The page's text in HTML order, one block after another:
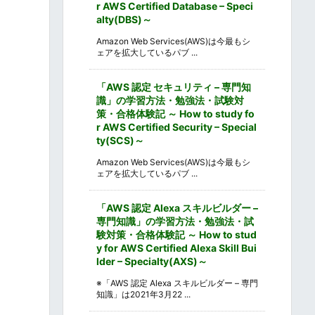
r AWS Certified Database – Speci
alty(DBS)～
Amazon Web Services(AWS)は今最もシ
ェアを拡大しているパブ ...
「AWS 認定 セキュリティ – 専門知
識」の学習方法・勉強法・試験対
策・合格体験記 ～ How to study fo
r AWS Certified Security – Special
ty(SCS)～
Amazon Web Services(AWS)は今最もシ
ェアを拡大しているパブ ...
「AWS 認定 Alexa スキルビルダー –
専門知識」の学習方法・勉強法・試
験対策・合格体験記 ～ How to stud
y for AWS Certified Alexa Skill Bui
lder – Specialty(AXS)～
※「AWS 認定 Alexa スキルビルダー – 専門
知識」は2021年3月22 ...